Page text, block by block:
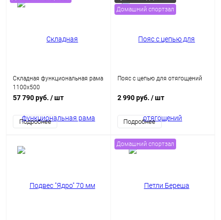
Складная функциональная рама
1100х500
57 790 руб. / шт
Подробнее
Домашний спортзал
Пояс с цепью для отягощений
2 990 руб. / шт
Подробнее
Домашний спортзал